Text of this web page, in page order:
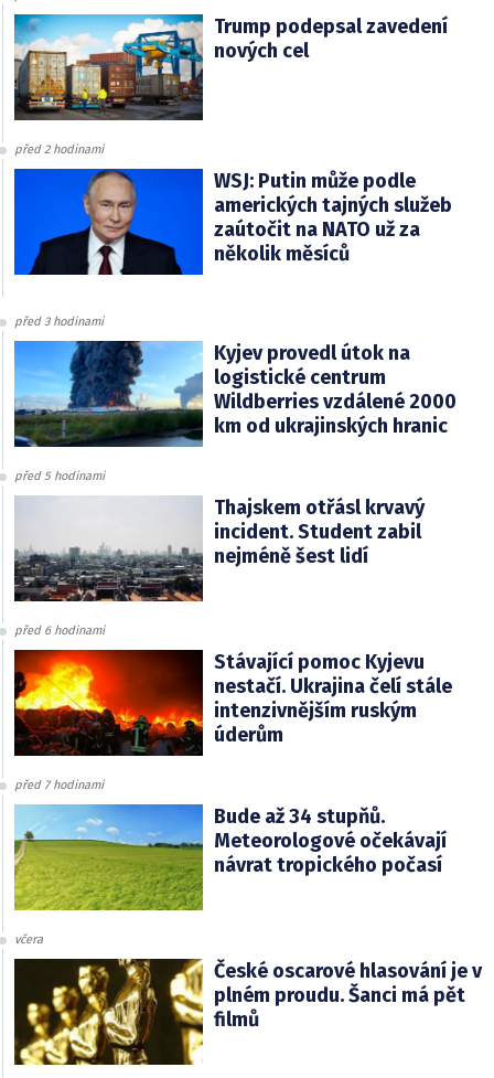
Trump podepsal zavedení
nových cel
před 2 hodinami
WSJ: Putin může podle
amerických tajných služeb
zaútočit na NATO už za
několik měsíců
před 3 hodinami
Kyjev provedl útok na
logistické centrum
Wildberries vzdálené 2000
km od ukrajinských hranic
před 5 hodinami
Thajskem otřásl krvavý
incident. Student zabil
nejméně šest lidí
před 6 hodinami
Stávající pomoc Kyjevu
nestačí. Ukrajina čelí stále
intenzivnějším ruským
úderům
před 7 hodinami
Bude až 34 stupňů.
Meteorologové očekávají
návrat tropického počasí
včera
České oscarové hlasování je v
plném proudu. Šanci má pět
filmů